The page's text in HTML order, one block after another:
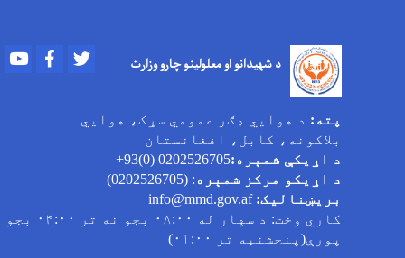
د شهیدانو او معلولینو چارو وزارت Youtube Facebook Twitter
پته: د هوایي ډګر عمومي سړک، هوایي
بلاکونه، کابل، افغانستان
د اړیکې شمېره:0202526705 (0)93+
د اړیکو مرکز شمېره : (0202526705)
بریښنالیک:info@mmd.gov.af
کاري وخت
: د سهار له ۰۸:۰۰ بجو نه تر ۰۴:۰۰ بجو
پورې(پنجشنبه تر ۰۱:۰۰)